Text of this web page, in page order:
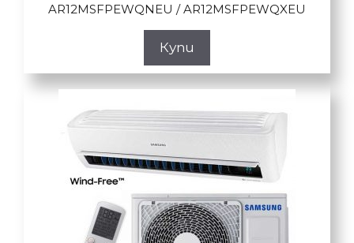
AR12MSFPEWQNEU / AR12MSFPEWQXEU
Купи